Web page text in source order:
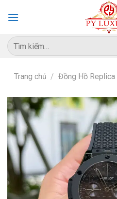
Tìm
kiếm:
Trang chủ / Đồng Hồ Replica